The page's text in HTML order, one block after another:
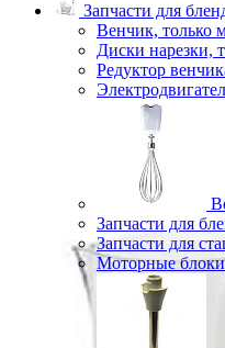
Запчасти для
Венчик, только
Диски нарезки,
Редуктор
Запчасти для
Запчасти для
Моторные